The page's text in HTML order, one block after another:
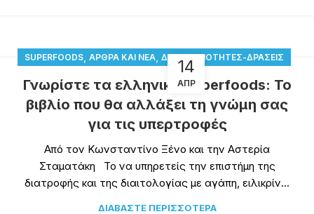
14
ΑΠΡ
SUPERFOODS ΆΡΘΡΑ ΚΑΙ ΝΈΑ ΔΡΑΣΤΗΡΙΌΤΗΤΕΣ-ΔΡΆΣΕΙΣ
Γνωρίστε τα ελληνικά superfoods: Το
βιβλίο που θα αλλάξει τη γνώμη σας
για τις υπερτροφές
Από τον Κωνσταντίνο Ξένο και την Αστερία
Σταματάκη Το να υπηρετείς την επιστήμη της
διατροφής και της διαιτολογίας με αγάπη, ειλικρίν...
ΔΙΑΒΆΣΤΕ ΠΕΡΙΣΣΌΤΕΡΑ